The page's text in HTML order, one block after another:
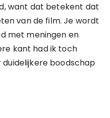
want dat betekent dat
van de film. Je wordt
met meningen en
kant had ik toch
boodschap